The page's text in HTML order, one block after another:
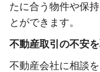
たに合う物件や保
とができます。
不動産取引の不安
不動産会社に相談